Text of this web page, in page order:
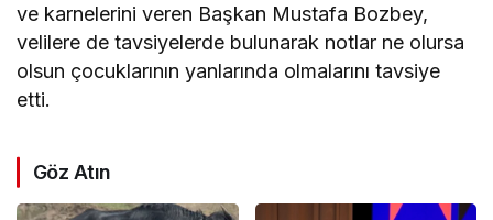
ve karnelerini veren Başkan Mustafa Bozbey,
velilere de tavsiyelerde bulunarak notlar ne olursa
olsun çocuklarının yanlarında olmalarını tavsiye
etti.
Göz Atın